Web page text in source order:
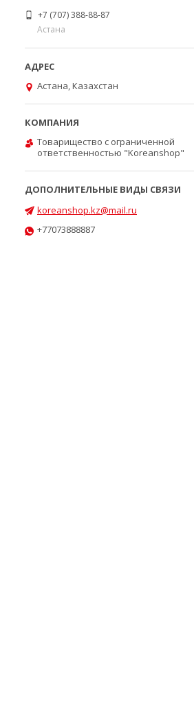
+7 (707) 388-88-87
Астана
Астана, Казахстан
Товарищество с ограниченной
ответственностью "Koreanshop"
koreanshop.kz@mail.ru
+77073888887